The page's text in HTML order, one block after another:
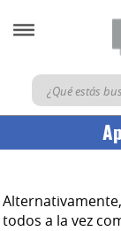
todos a la vez